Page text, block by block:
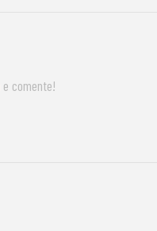
e comente!